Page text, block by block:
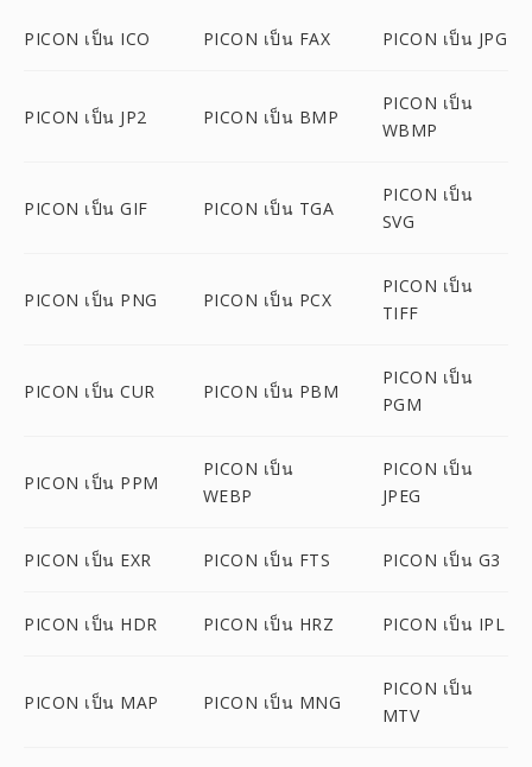
PICON เป็น ICO PICON เป็น FAX PICON เป็น JPG
PICON เป็น JP2 PICON เป็น BMP
PICON เป็น
WBMP
PICON เป็น GIF PICON เป็น TGA
PICON เป็น
SVG
PICON เป็น PNG PICON เป็น PCX
PICON เป็น
TIFF
PICON เป็น CUR PICON เป็น PBM
PICON เป็น
PGM
PICON เป็น PPM
PICON เป็น
WEBP
PICON เป็น
JPEG
PICON เป็น EXR PICON เป็น FTS PICON เป็น G3
PICON เป็น HDR PICON เป็น HRZ PICON เป็น IPL
PICON เป็น MAP PICON เป็น MNG
PICON เป็น
MTV